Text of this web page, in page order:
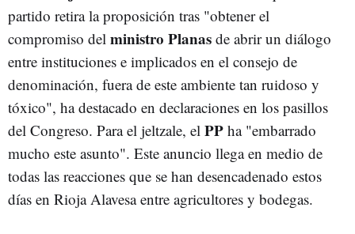
partido retira la proposición tras "obtener el
compromiso del ministro Planas de abrir un diálogo
entre instituciones e implicados en el consejo de
denominación, fuera de este ambiente tan ruidoso y
tóxico", ha destacado en declaraciones en los pasillos
del Congreso. Para el jeltzale, el PP ha "embarrado
mucho este asunto". Este anuncio llega en medio de
todas las reacciones que se han desencadenado estos
días en Rioja Alavesa entre agricultores y bodegas.